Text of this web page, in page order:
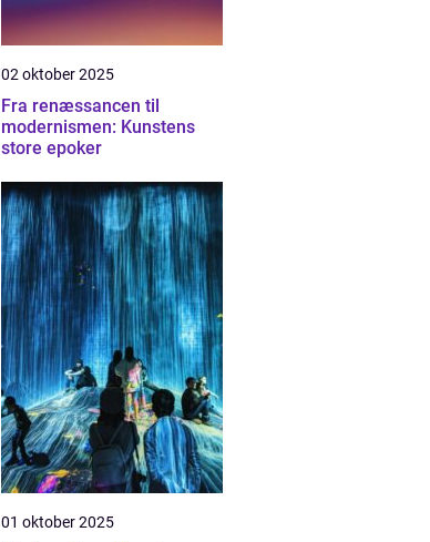
02 oktober 2025
Fra renæssancen til
modernismen: Kunstens
store epoker
01 oktober 2025